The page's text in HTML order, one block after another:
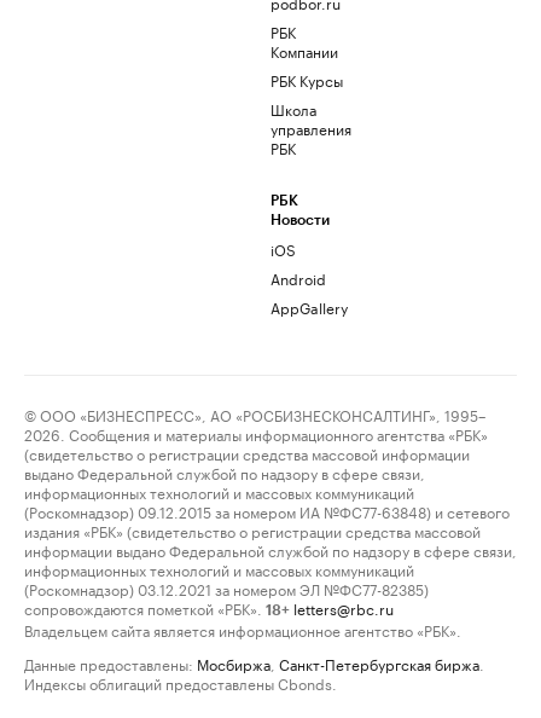
РБК
Компании
РБК Курсы
Школа
управления
РБК
РБК
Новости
iOS
Android
AppGallery
© ООО «БИЗНЕСПРЕСС», АО «РОСБИЗНЕСКОНСАЛТИНГ», 1995–
2026. Сообщения и материалы информационного агентства «РБК»
(свидетельство о регистрации средства массовой информации
выдано Федеральной службой по надзору в сфере связи,
информационных технологий и массовых коммуникаций
(Роскомнадзор) 09.12.2015 за номером ИА №ФС77-63848) и сетевого
издания «РБК» (свидетельство о регистрации средства массовой
информации выдано Федеральной службой по надзору в сфере связи,
информационных технологий и массовых коммуникаций
(Роскомнадзор) 03.12.2021 за номером ЭЛ №ФС77-82385)
сопровождаются пометкой «РБК».
18+ letters@rbc.ru
Владельцем сайта является информационное агентство «РБК».
Данные предоставлены: Мосбиржа Санкт-Петербургская биржа
Индексы облигаций предоставлены Cbonds.